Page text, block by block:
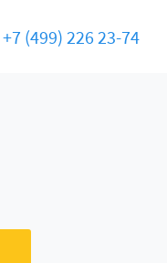
+7 (499) 226 23-74